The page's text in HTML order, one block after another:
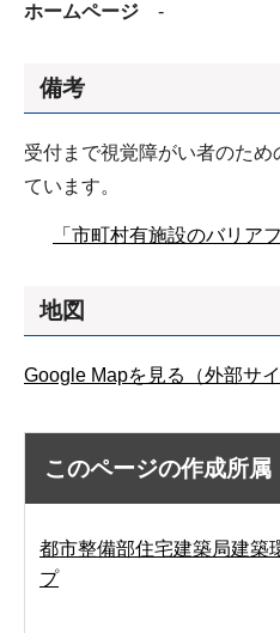
ホームページ -
備考
受付まで視覚障がい者のた
ています。
「市町村有施設のバリ
地図
Google Mapを見る（外部サイ
このページの作成所属
都市整備部住宅建築局建築
プ